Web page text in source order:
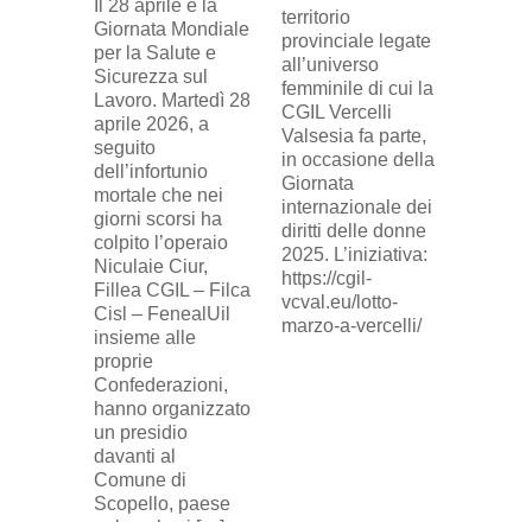
Il 28 aprile è la
Giornata Mondiale
per la Salute e
Sicurezza sul
Lavoro. Martedì 28
aprile 2026, a
seguito
dell’infortunio
mortale che nei
giorni scorsi ha
colpito l’operaio
Niculaie Ciur,
Fillea CGIL – Filca
Cisl – FenealUil
insieme alle
proprie
Confederazioni,
hanno organizzato
un presidio
davanti al
Comune di
Scopello, paese
territorio
provinciale legate
all’universo
femminile di cui la
CGIL Vercelli
Valsesia fa parte,
in occasione della
Giornata
internazionale dei
diritti delle donne
2025. L’iniziativa:
https://cgil-
vcval.eu/lotto-
marzo-a-vercelli/